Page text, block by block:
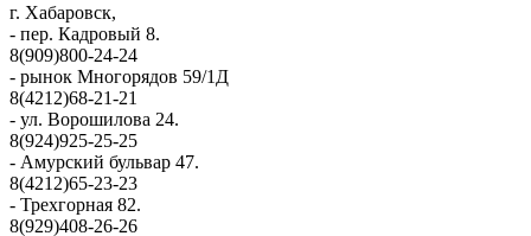
г. Хабаровск,
- пер. Кадровый 8.
8(909)800-24-24
- рынок Многорядов 59/1Д
8(4212)68-21-21
- ул. Ворошилова 24.
8(924)925-25-25
- Амурский бульвар 47.
8(4212)65-23-23
- Трехгорная 82.
8(929)408-26-26